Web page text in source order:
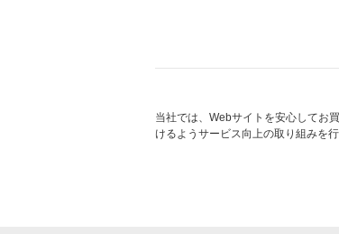
当社では、Webサイトを安心してお
けるようサービス向上の取り組みを行